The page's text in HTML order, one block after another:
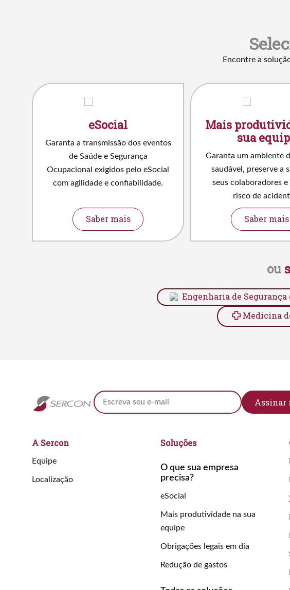
Encontre a
eSocial
Garanta a transmissão dos eventos
de Saúde e Segurança
Ocupacional exigidos pelo eSocial
com agilidade e confiabilidade.
Saber mais
Mais
sua
Garanta um ambiente
saudável, preserve a
seus colaboradores e
risco de
Saber mais
ou
Engenharia de Segurança
Medicina
A Sercon
Equipe
Localização
Soluções
O que sua empresa
precisa?
eSocial
Mais produtividade na sua
equipe
Obrigações legais em dia
Redução de gastos